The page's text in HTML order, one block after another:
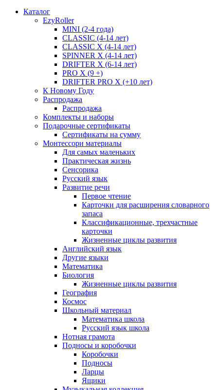
Каталог
EzyRoller
MINI (2-4 года)
CLASSIC (4-14 лет)
CLASSIC X (4-14 лет)
SPINNER X (4-14 лет)
DRIFTER X (6-14 лет)
PRO X (9 +)
DRIFTER PRO X (+10 лет)
К Новому Году
Распродажа
Распродажа
Комплекты и наборы
Подарочные сертификаты
Сертификаты на сумму
Монтессори материалы
Для самых маленьких
Практическая жизнь
Сенсорика
Русский язык
Развитие речи
Первое чтение
Карточки для расширения словарного
запаса
Классификационные, трехчастные
карточки
Жизненные циклы развития
Английский язык
Другие языки
Математика
Биология
Жизненные циклы развития
География
Космос
Школьный материал
Математика школа
Русский язык школа
Нотная грамота
Подносы и коробочки
Коробочки
Подносы
Ларцы
Ящики